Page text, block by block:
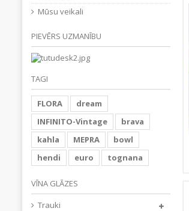
Mūsu veikali
PIEVĒRS UZMANĪBU
TAGI
FLORA
dream
INFINITO-Vintage
brava
kahla
MEPRA
bowl
hendi
euro tognana
VĪNA GLĀZES
Trauki